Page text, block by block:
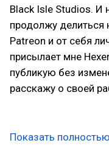
Black Isle Studios. И
продолжу делиться
Patreon и от себя
присылает мне
публикую без
расскажу о своей
Показать полностью